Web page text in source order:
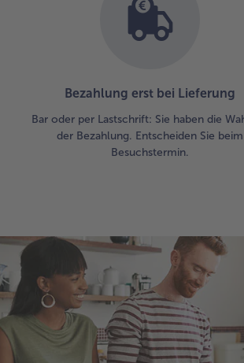
Bezahlung erst bei Lieferung
Bar oder per Lastschrift: Sie haben die
der Bezahlung. Entscheiden Sie beim
Besuchstermin.